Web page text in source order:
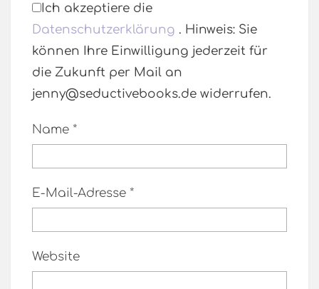
Ich akzeptiere die
Datenschutzerklärung . Hinweis: Sie
können Ihre Einwilligung jederzeit für
die Zukunft per Mail an
jenny@seductivebooks.de widerrufen.
Name *
E-Mail-Adresse *
Website